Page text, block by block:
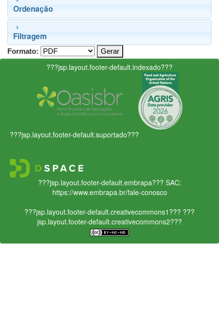
Ordenação
Filtragem
Formato:
???jsp.layout.footer-default.indexado???
???jsp.layout.footer-default.suportado???
???jsp.layout.footer-default.embrapa??? SAC:
https://www.embrapa.br/fale-conosco
???jsp.layout.footer-default.creativecommons1??? ???
jsp.layout.footer-default.creativecommons2???